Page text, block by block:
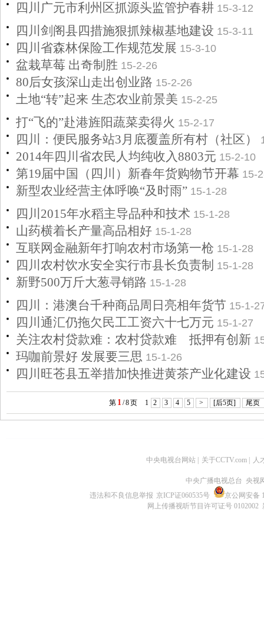
四川广元市利州区抓源头监管护春耕 15-3-12
四川剑阁县四措施狠抓辣椒基地建设 15-3-11
四川省森林保险工作规范发展 15-3-10
盆栽草莓 出奇制胜 15-2-26
80后女孩深山走出创业路 15-2-26
土地“转”起来 生态农业前景美 15-2-25
打“飞的”赴港旌阳蔬菜卖得火 15-2-17
四川：便民服务站3月底覆盖所有村（社区）
2014年四川省农民人均纯收入8803元 15-2-10
第19届中国（四川）新春年货购物节开幕 15-
新型农业经营主体呼唤“及时雨” 15-1-28
四川2015年水稻主导品种和技术 15-1-28
山药横着长产量高品相好 15-1-28
互联网金融新年打响农村市场第一枪 15-1-28
四川农村饮水安全实行市县长负责制 15-1-28
新野500万斤大葱寻销路 15-1-28
四川：港澳台千种商品周日亮相年货节 15-1-
四川通汇仍拖欠民工工资六十七万元 15-1-27
关注农村贷款难：农村贷款难 抵押有创新
玛咖前景好 发展要三思 15-1-26
四川旺苍县五举措加快推进黄茶产业化建设
第 1 /8页 1 2 3 4 5 > [后5页] 尾页
中央电视台网站 关于CCTV.com 人
中央广播电视总台 央视
违法和不良信息举报 京ICP证060535号
京公网安备
网上传播视听节目许可证号 0102002